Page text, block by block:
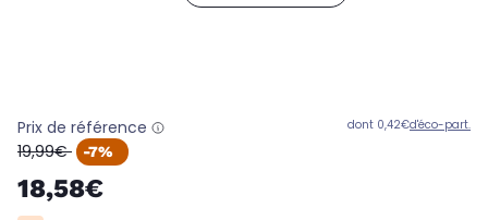
Prix de référence
oldPrice
19,99€ -7%
18,58€
dont 0,42€d'éco-part.